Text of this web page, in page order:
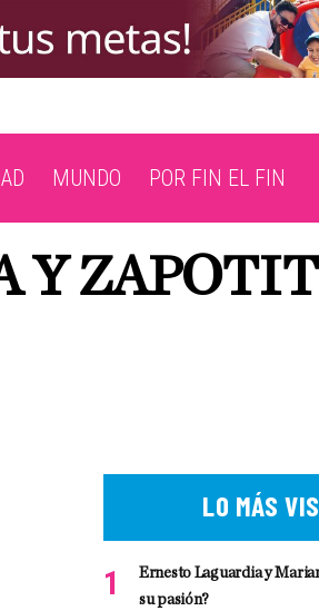
MUNDO POR FIN EL FIN
Y
LO MÁS
Ernesto Laguardia y
su pasión?